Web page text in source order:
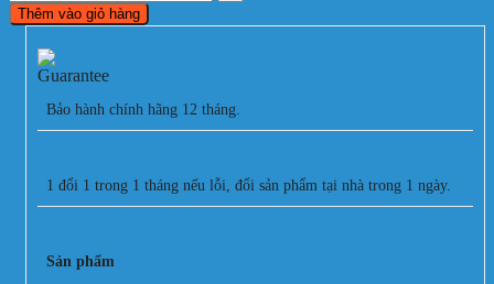
Thêm vào giỏ hàng
Bảo hành chính hãng 12 tháng.
1 đổi 1 trong 1 tháng nếu lỗi, đổi sản phẩm tại nhà trong 1 ngày.
Sản phẩm